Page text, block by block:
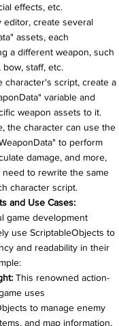
effects, etc.
editor, create several
assets, each
a different weapon, such
bow, staff, etc.
character's script, create a
variable and
weapon assets to it.
the character can use the
to perform
damage, and more,
to rewrite the same
character script.
and Use Cases:
game development
use ScriptableObjects to
and readability in their
This renowned action-
uses
to manage enemy
and map information,